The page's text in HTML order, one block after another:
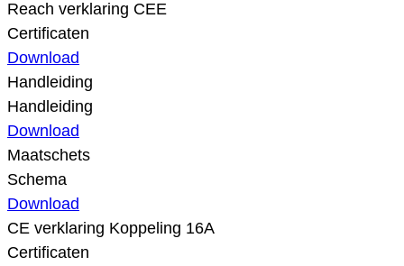
Reach verklaring CEE
Certificaten
Download
Handleiding
Handleiding
Download
Maatschets
Schema
Download
CE verklaring Koppeling 16A
Certificaten